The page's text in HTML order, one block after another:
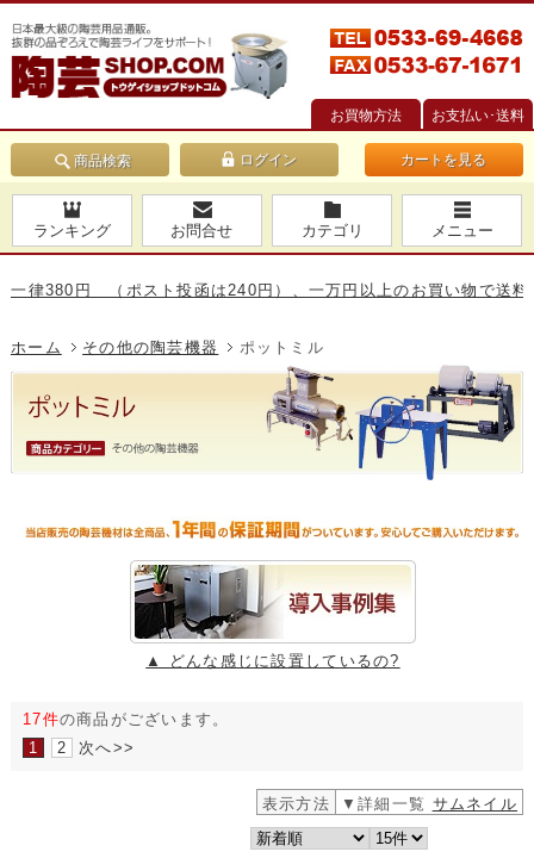
お買物方法 お支払い･送料
商品検索 カートを見る
ランキング お問合せ カテゴリ メニュー
円 （ポスト投函は240円）、一万円以上のお買い物で送料無料で
ホーム その他の陶芸機器 ポットミル
▲ どんな感じに設置しているの?
17件の商品がございます。
1
2 次へ>>
表示方法 ▼詳細一覧 サムネイル